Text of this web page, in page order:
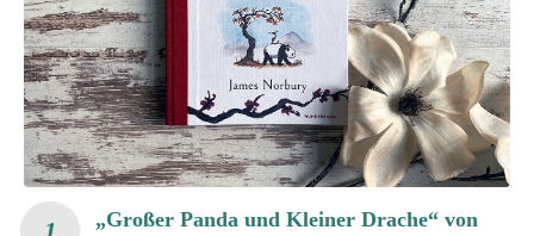
„Großer Panda und Kleiner Drache“ von